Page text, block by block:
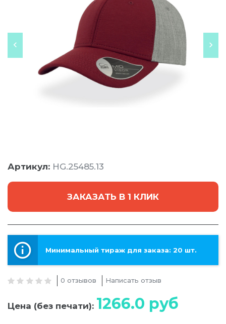
Артикул: HG.25485.13
ЗАКАЗАТЬ В 1 КЛИК
Минимальный тираж для заказа: 20 шт.
0 отзывов Написать отзыв
Цена (без печати): 1266.0 руб